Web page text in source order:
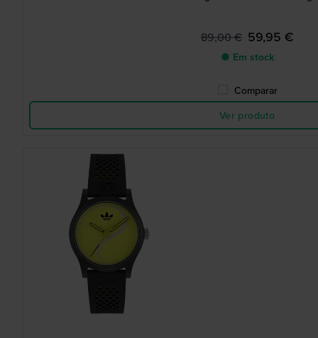
89,00 € 59,95 €
● Em stock
Comparar
Ver produto